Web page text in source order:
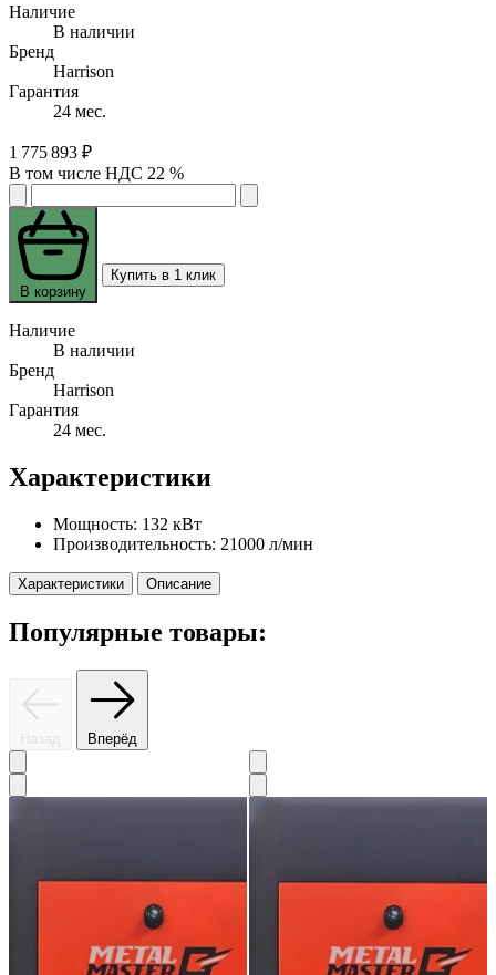
Наличие
В наличии
Бренд
Harrison
Гарантия
24 мес.
1 775 893 ₽
В том числе НДС 22 %
В корзину
Купить в 1 клик
Наличие
В наличии
Бренд
Harrison
Гарантия
24 мес.
Характеристики
Мощность: 132 кВт
Производительность: 21000 л/мин
Характеристики Описание
Популярные товары:
Назад Вперёд